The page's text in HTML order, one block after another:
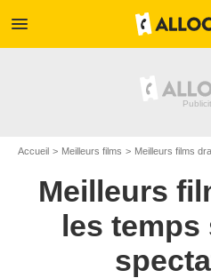
menu
Accueil Meilleurs films Meilleurs films
Meilleurs
les temps